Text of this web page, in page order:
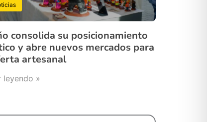
consolida su posicionamiento
y abre nuevos mercados para
artesanal
leyendo »